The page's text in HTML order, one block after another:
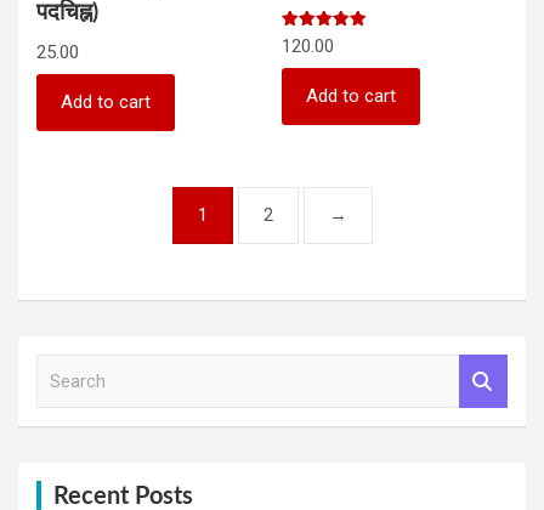
पदचिह्न)
25.00
Add to cart
Rated
5.00
out of 5
120.00
Add to cart
1 2 →
Recent Posts